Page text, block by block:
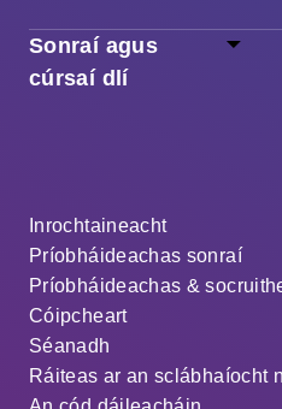
Sonraí agus
cúrsaí dlí
Inrochtaineacht
Príobháideachas sonraí
Príobháideachas &
Cóipcheart
Séanadh
Ráiteas ar an sclábhaíocht